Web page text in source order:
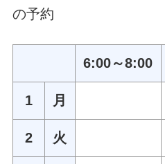
の予約
6:00～8:00
1 月
2 火